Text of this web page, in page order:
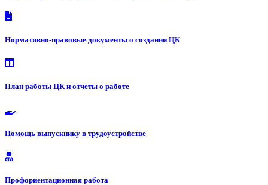
Нормативно-правовые документы о создании ЦК
План работы ЦК и отчеты о работе
Помощь выпускнику в трудоустройстве
Профориентационная работа